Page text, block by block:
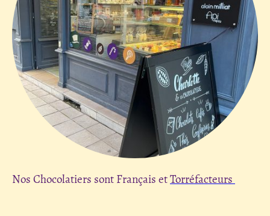
Nos Chocolatiers sont Français etTorréfacteurs